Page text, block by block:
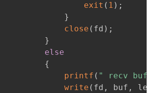
exit ( 1 ) ;
}
close ( fd ) ;
}
else
{
printf ( " recv buf:
write ( fd , buf , len